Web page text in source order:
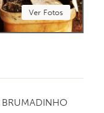
Ver Fotos
BRUMADINHO